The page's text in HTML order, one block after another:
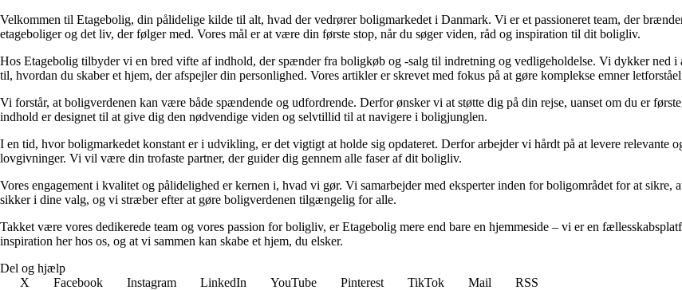
Velkommen til Etagebolig, din pålidelige kilde til alt, hvad der vedrører boligmarkedet i Danmark. Vi er et passioneret team, der
etageboliger og det liv, der følger med. Vores mål er at være din første stop, når du søger viden, råd og inspiration til dit boligliv.
Hos Etagebolig tilbyder vi en bred vifte af indhold, der spænder fra boligkøb og -salg til indretning og vedligeholdelse. Vi dykker ned
til, hvordan du skaber et hjem, der afspejler din personlighed. Vores artikler er skrevet med fokus på at gøre komplekse emner
Vi forstår, at boligverdenen kan være både spændende og udfordrende. Derfor ønsker vi at støtte dig på din rejse, uanset om du er
indhold er designet til at give dig den nødvendige viden og selvtillid til at navigere i boligjunglen.
I en tid, hvor boligmarkedet konstant er i udvikling, er det vigtigt at holde sig opdateret. Derfor arbejder vi hårdt på at levere relevante
lovgivninger. Vi vil være din trofaste partner, der guider dig gennem alle faser af dit boligliv.
Vores engagement i kvalitet og pålidelighed er kernen i, hvad vi gør. Vi samarbejder med eksperter inden for boligområdet for at
sikker i dine valg, og vi stræber efter at gøre boligverdenen tilgængelig for alle.
Takket være vores dedikerede team og vores passion for boligliv, er Etagebolig mere end bare en hjemmeside – vi er en
inspiration her hos os, og at vi sammen kan skabe et hjem, du elsker.
Del og hjælp
X
Facebook Instagram LinkedIn YouTube Pinterest TikTok Mail
RSS